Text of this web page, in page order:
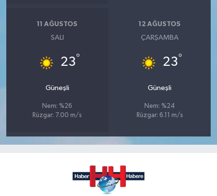
11 AĞUSTOS
SALI
23°
Güneşli
Nem: %26
Rüzgar: 7.00 m/s
12 AĞUSTOS
ÇARŞAMBA
23°
Güneşli
Nem: %24
Rüzgar: 6.11 m/s